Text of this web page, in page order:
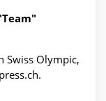
Swiss Olympic,